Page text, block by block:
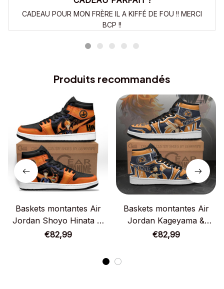
CADEAU POUR MON FRÈRE IL A KIFFÉ DE FOU !! MERCI
BCP !!
Produits recommandés
Baskets montantes Air
Jordan Shoyo Hinata et
Tobio Kageyama –
€82,99
Baskets montantes Air
Jordan Kageyama &
Hinata – Chaussures
€82,99